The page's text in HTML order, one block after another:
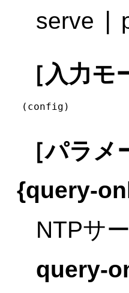
serve
［入力モ
(config)
［パラメ
{query-
NTPサ
query-